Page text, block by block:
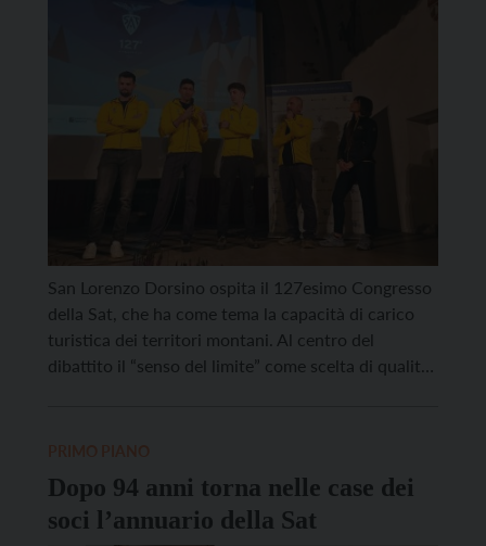
San Lorenzo Dorsino ospita il 127esimo Congresso
della Sat, che ha come tema la capacità di carico
turistica dei territori montani. Al centro del
dibattito il “senso del limite” come scelta di qualità
Dopo 94 anni torna nelle case dei
soci l’annuario della Sat